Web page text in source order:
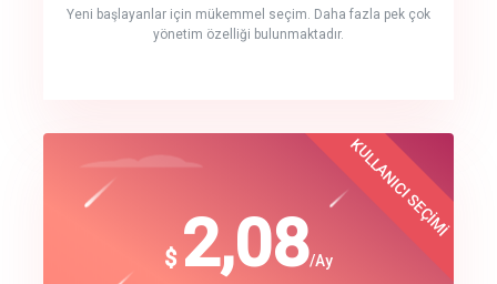
Yeni başlayanlar için mükemmel seçim. Daha fazla pek çok
yönetim özelliği bulunmaktadır.
crm auto cync
track energy costs
$ 2,08/Ay
KULLANICI SEÇİMİ
$
180
Best Choice